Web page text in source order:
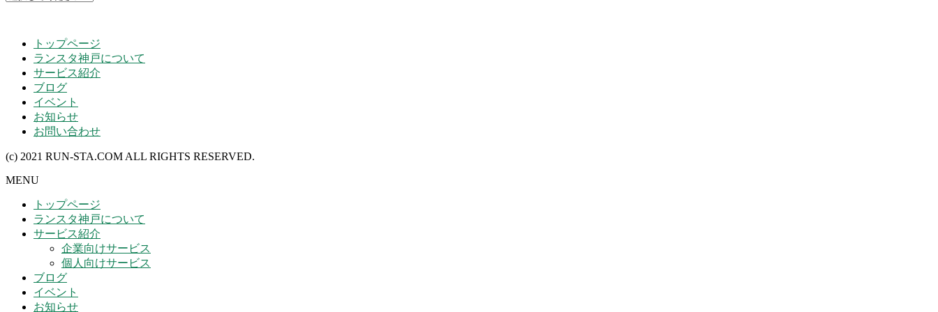
トップページ
ランスタ神戸について
サービス紹介
ブログ
イベント
お知らせ
お問い合わせ
(c) 2021 RUN-STA.COM ALL RIGHTS RESERVED.
MENU
トップページ
ランスタ神戸について
サービス紹介
企業向けサービス
個人向けサービス
ブログ
イベント
お知らせ